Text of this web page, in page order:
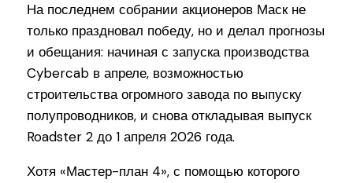
На последнем собрании акционеров Маск не
только праздновал победу, но и делал прогнозы
и обещания: начиная с запуска производства
Cybercab в апреле, возможностью
строительства огромного завода по выпуску
полупроводников, и снова откладывая выпуск
Roadster 2 до 1 апреля 2026 года.
Хотя «Мастер-план 4», с помощью которого